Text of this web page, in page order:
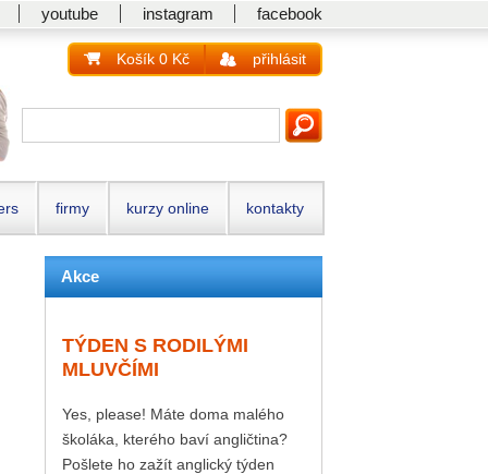
youtube instagram facebook
Košík 0 Kč přihlásit
firmy kurzy online kontakty
Akce
TÝDEN S RODILÝMI
MLUVČÍMI
Yes, please! Máte doma malého
školáka, kterého baví angličtina?
Pošlete ho zažít anglický týden